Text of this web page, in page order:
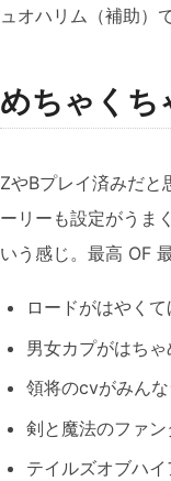
ュオハリム（補助）で
めちゃくち
ZやBプレイ済みだと
ーリーも設定がうま
いう感じ。最高 OF 最
ロードがはやく
男女カプがはち
領将のcvがみん
剣と魔法のファ
テイルズオブハ